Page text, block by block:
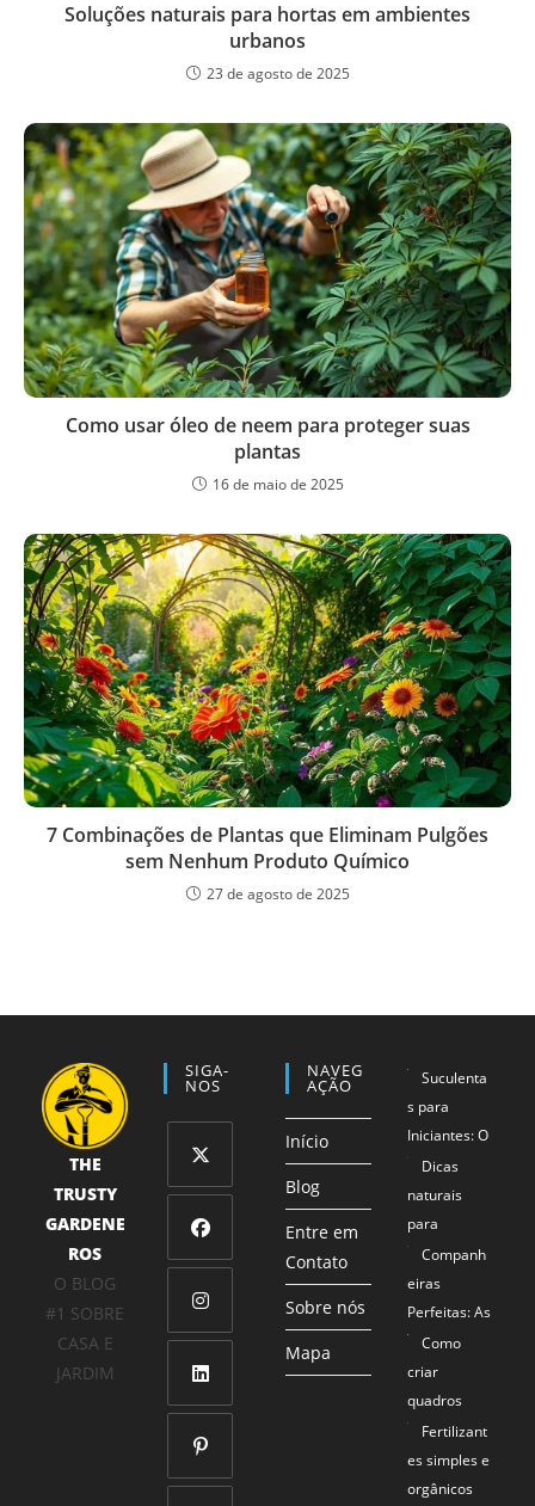
Soluções naturais para hortas em ambientes
urbanos
23 de agosto de 2025
Como usar óleo de neem para proteger suas
plantas
16 de maio de 2025
7 Combinações de Plantas que Eliminam Pulgões
sem Nenhum Produto Químico
27 de agosto de 2025
THE
TRUSTY
GARDENE
ROS
O BLOG
#1 SOBRE
CASA E
JARDIM
SIGA-
NOS
Abre
uma
nova
Abre
uma
nova
Abre
uma
nova
Abre
uma
Abre
NAVEG
AÇÃO
Início
Blog
Entre em
Contato
Sobre nós
Mapa
Suculenta
s para
Iniciantes: O
Método 1-2-
3 que
Garante
Sucesso
Mesmo para
Mãos Não
Tão Verdes
Dicas
naturais
para
proteger
seus
alimentos
Companh
eiras
Perfeitas: As
Combinaçõe
s de Plantas
que se
Ajudam
Mutuamente
a Prosperar
Como
criar
quadros
com plantas
naturais
Fertilizant
es simples e
orgânicos